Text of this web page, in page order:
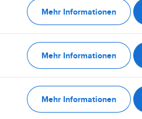
Mehr Informationen
Mehr Informationen
Mehr Informationen